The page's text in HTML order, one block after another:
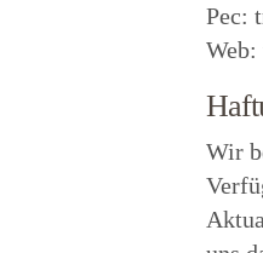
Pec:
Web:
Wir